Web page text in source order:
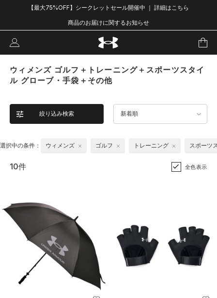
【最大75%OFF】シークレットセール開催中 ｜ 詳細はこちら
商品のお届けに関するお知らせ
ウィメンズ ゴルフ＋トレーニング＋スポーツスタイ
ル グローブ・手袋＋その他
絞り込み検索 新着順
選択中の条件： ウィメンズ ゴルフ トレーニング スポーツ
10件 全色表示